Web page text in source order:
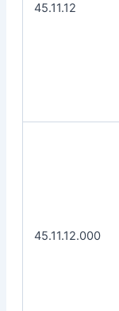
45.11.12
45.11.12.000